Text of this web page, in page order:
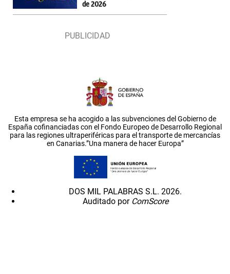
de 2026
Esta empresa se ha acogido a las subvenciones del Gobierno de
España cofinanciadas con el Fondo Europeo de Desarrollo Regional
para las regiones ultraperiféricas para el transporte de mercancías
en Canarias.”Una manera de hacer Europa”
DOS MIL PALABRAS S.L. 2026.
Auditado por ComScore